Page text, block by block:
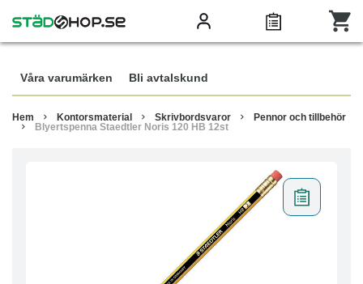
Våra varumärken Bli avtalskund
Hem Kontorsmaterial Skrivbordsvaror
Pennor och tillbehör
Blyertspenna Staedtler Noris 120 HB 12st